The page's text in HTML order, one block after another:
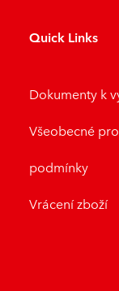
Quick Links
Dokumenty k
Všeobecné
podmínky
Vrácení zboží